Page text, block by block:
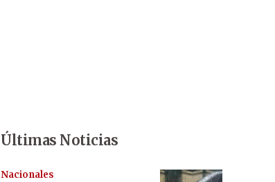
Últimas Noticias
Nacionales